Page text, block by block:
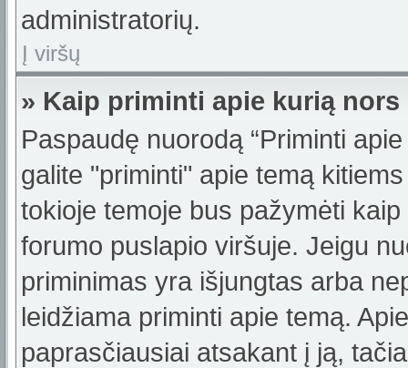
administratorių.
Į viršų
» Kaip priminti apie kurią nors
Paspaudę nuorodą “Priminti
galite "priminti" apie temą
tokioje temoje bus pažymėti
forumo puslapio viršuje. Jeigu
priminimas yra išjungtas arba
leidžiama priminti apie temą.
paprasčiausiai atsakant į ją,